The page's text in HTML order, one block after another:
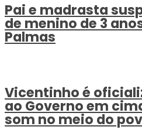
Pai e madrasta
de menino de 3
Palmas
Vicentinho é
ao Governo em
som no meio do